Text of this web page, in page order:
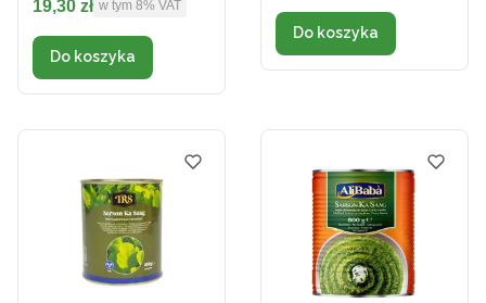
19,30 zł w tym %s VAT
w tym 8% VAT
Do koszyka
Do koszyka